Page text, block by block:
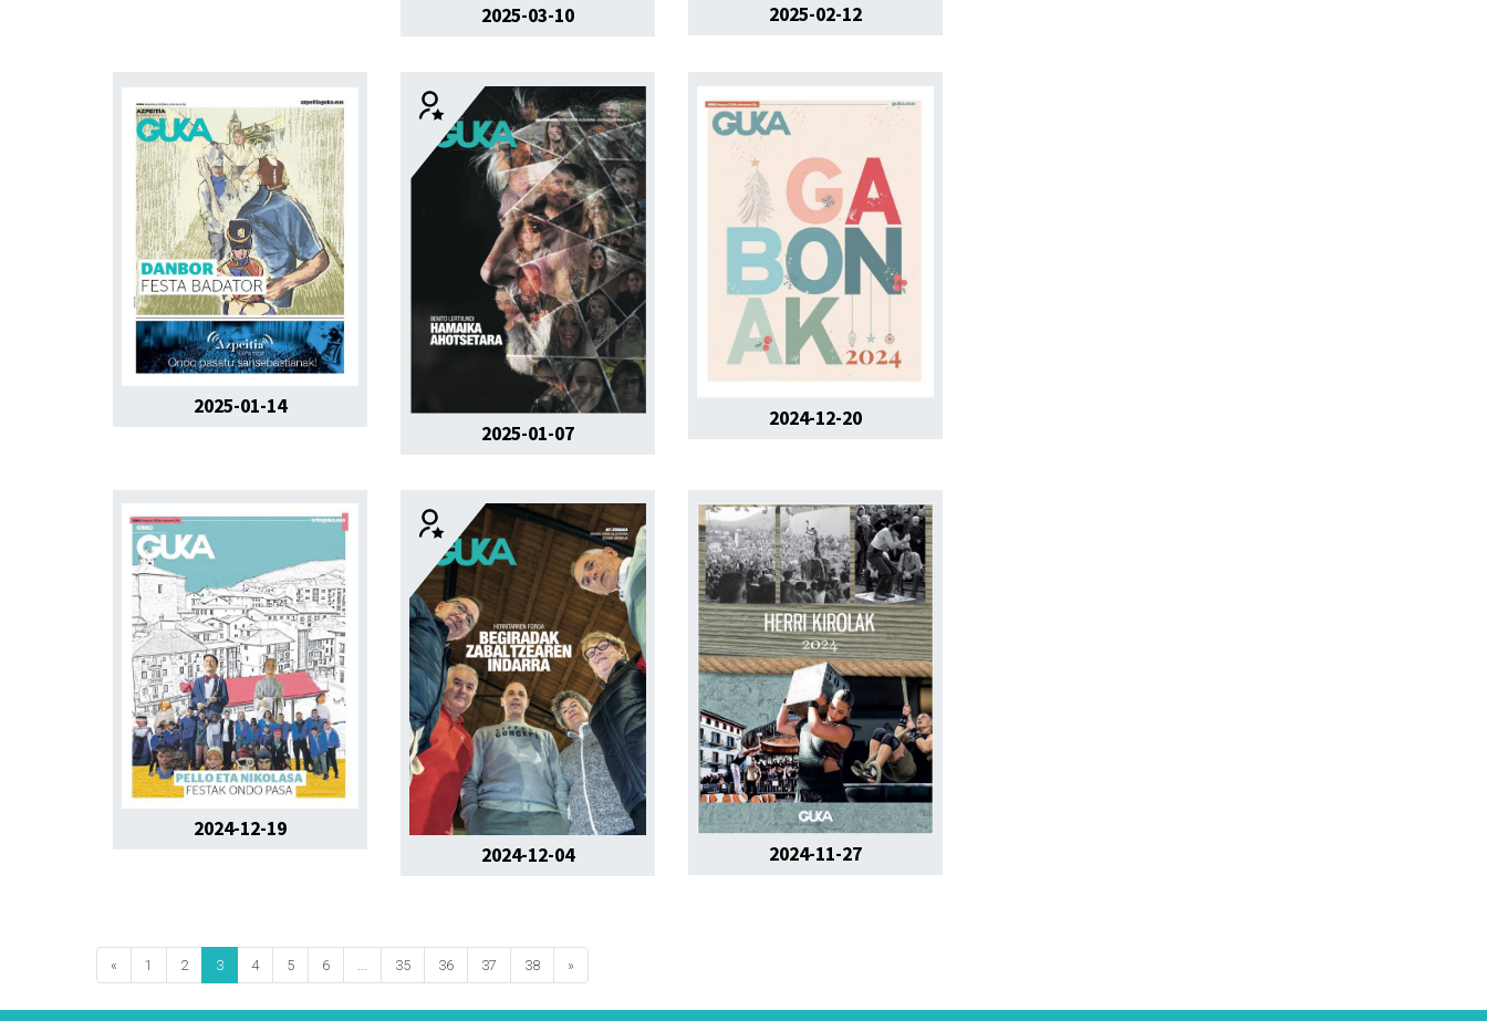
2025-03-10 2025-02-12
2025-01-14
2025-01-07
2024-12-20
2024-12-19
2024-12-04
2024-11-27
« 1 2 3 4 5 6 35 36 37 38 »